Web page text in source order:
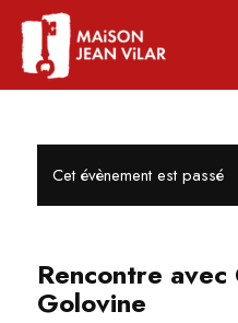
Cet évènement est passé
Rencontre avec
Golovine